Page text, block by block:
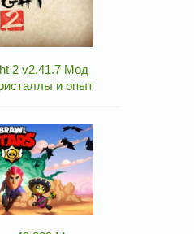
2 v2.41.7 Мод
и опыт